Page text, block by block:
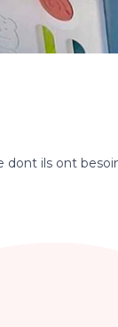
dont ils ont